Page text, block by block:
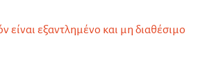
είναι εξαντλημένο και μη διαθέσιμο